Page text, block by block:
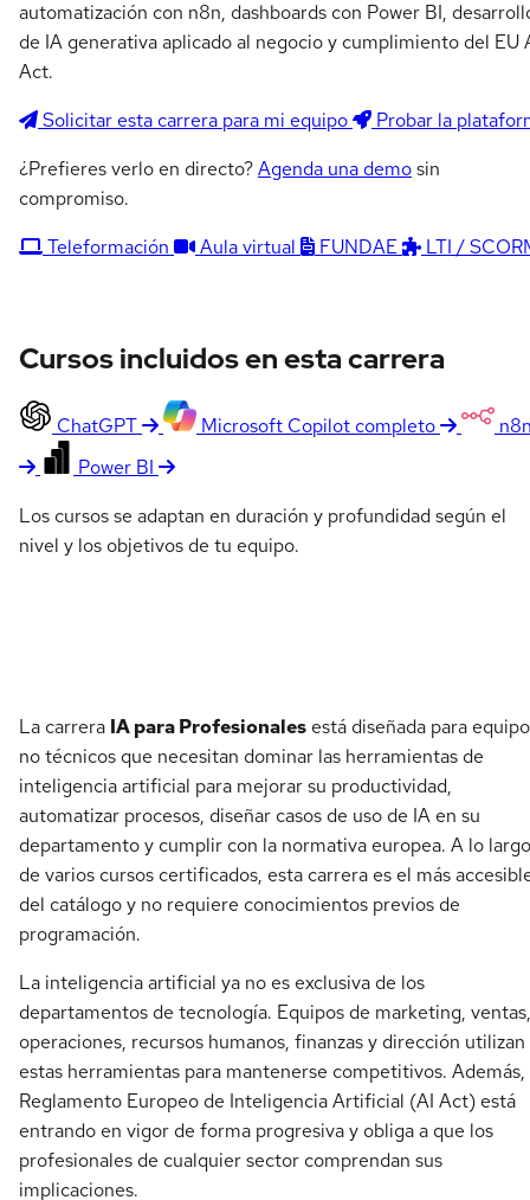
automatización con n8n, dashboards con Power BI,
de IA generativa aplicado al negocio y cumplimiento del EU
Act.
Solicitar esta carrera para mi equipo
Probar la
¿Prefieres verlo en directo?Agenda una demosin
compromiso.
Teleformación
Aula virtual FUNDAE LTI /
Cursos incluidos en esta carrera
ChatGPT Microsoft Copilot completo
Power BI
Los cursos se adaptan en duración y profundidad según el
nivel y los objetivos de tu equipo.
La carrera IA para Profesionales está diseñada para
no técnicos que necesitan dominar las herramientas de
inteligencia artificial para mejorar su productividad,
automatizar procesos, diseñar casos de uso de IA en su
departamento y cumplir con la normativa europea. A lo largo
de varios cursos certificados, esta carrera es el más
del catálogo y no requiere conocimientos previos de
programación.
La inteligencia artificial ya no es exclusiva de los
departamentos de tecnología. Equipos de marketing, ventas,
operaciones, recursos humanos, finanzas y dirección utilizan
estas herramientas para mantenerse competitivos. Además,
Reglamento Europeo de Inteligencia Artificial (AI Act) está
entrando en vigor de forma progresiva y obliga a que los
profesionales de cualquier sector comprendan sus
implicaciones.